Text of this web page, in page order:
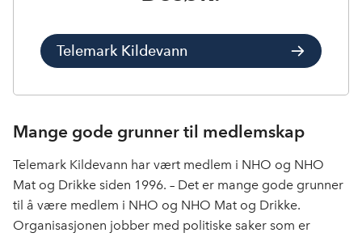
Telemark Kildevann
Mange gode grunner til medlemskap
Telemark Kildevann har vært medlem i NHO og NHO
Mat og Drikke siden 1996. – Det er mange gode grunner
til å være medlem i NHO og NHO Mat og Drikke.
Organisasjonen jobber med politiske saker som er